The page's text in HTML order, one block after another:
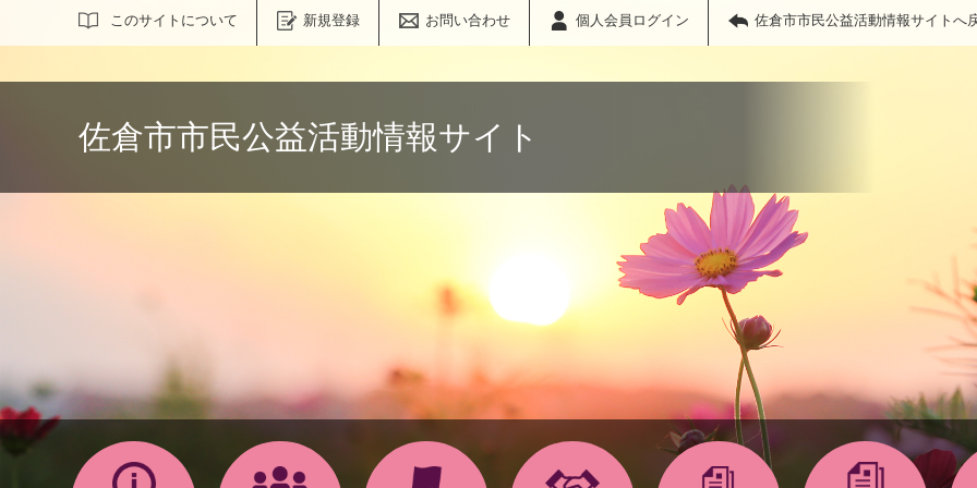
このサイトについて 新規登録 お問い合わせ 個人会員ログイン 佐倉市市民公益活動情報サイトへ
サイト内検索
佐倉市市民公益活動情報サイト